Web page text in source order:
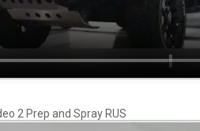
2 Prep and Spray RUS